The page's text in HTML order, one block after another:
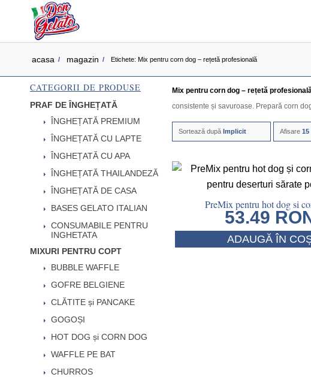
acasa / magazin / Etichete: Mix pentru corn dog – rețetă profesională
Mix pentru corn dog – rețetă
consistente și savuroase. Prepară corn
Sortează după Implicit Afisare 15
PreMix pentru hot dog si
53.49
ADAUGĂ ÎN
CATEGORII DE PRODUSE
PRAF DE ÎNGHEȚATĂ
ÎNGHEȚATĂ PREMIUM
ÎNGHEȚATĂ CU LAPTE
ÎNGHEȚATĂ CU APA
ÎNGHEȚATĂ THAILANDEZĂ
ÎNGHEȚATĂ DE CASA
BASES GELATO ITALIAN
CONSUMABILE PENTRU
INGHETATA
MIXURI PENTRU COPT
BUBBLE WAFFLE
GOFRE BELGIENE
CLĂTITE și PANCAKE
GOGOȘI
HOT DOG și CORN DOG
WAFFLE PE BAT
CHURROS